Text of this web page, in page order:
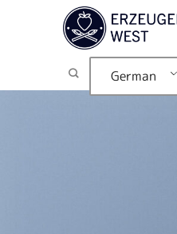
German